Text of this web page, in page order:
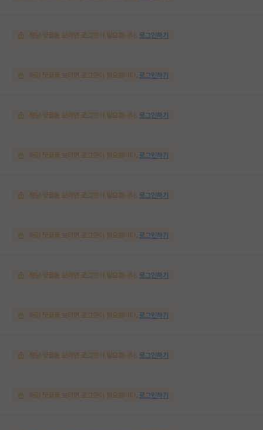
해당 댓글을 보려면 로그인이 필요합니다. 로그인하기
해당 댓글을 보려면 로그인이 필요합니다. 로그인하기
해당 댓글을 보려면 로그인이 필요합니다. 로그인하기
해당 댓글을 보려면 로그인이 필요합니다. 로그인하기
해당 댓글을 보려면 로그인이 필요합니다. 로그인하기
해당 댓글을 보려면 로그인이 필요합니다. 로그인하기
해당 댓글을 보려면 로그인이 필요합니다. 로그인하기
해당 댓글을 보려면 로그인이 필요합니다. 로그인하기
해당 댓글을 보려면 로그인이 필요합니다. 로그인하기
해당 댓글을 보려면 로그인이 필요합니다. 로그인하기